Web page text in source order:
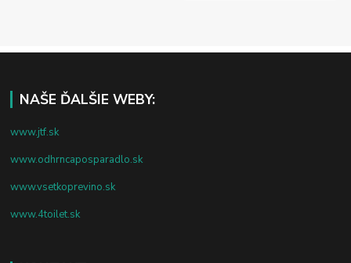
NAŠE ĎALŠIE WEBY:
www.jtf.sk
www.odhrncaposparadlo.sk
www.vsetkoprevino.sk
www.4toilet.sk